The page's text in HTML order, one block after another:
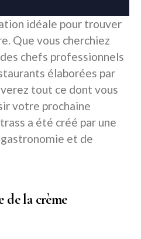
idéale pour trouver
Que vous cherchiez
chefs professionnels
élaborées par
tout ce dont vous
votre prochaine
a été créé par une
et de
de la crème